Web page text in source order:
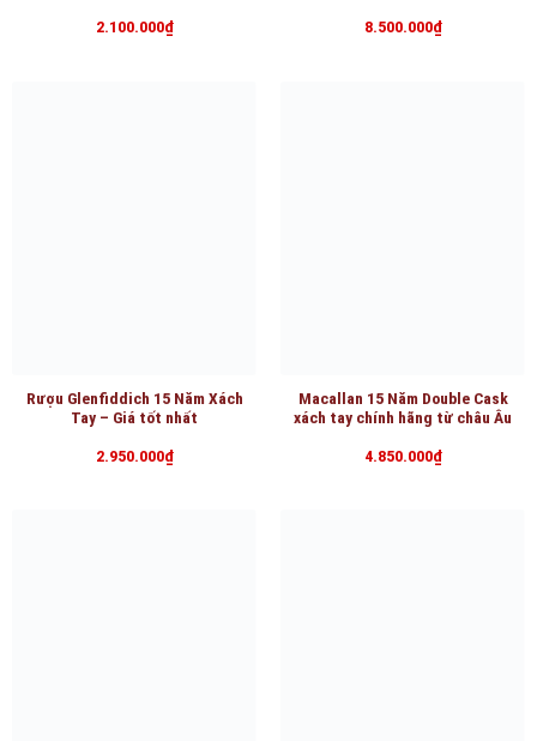
2.100.000₫ 8.500.000₫
Rượu Glenfiddich 15 Năm Xách
Tay – Giá tốt nhất
2.950.000₫
Macallan 15 Năm Double Cask
xách tay chính hãng từ châu Âu
4.850.000₫